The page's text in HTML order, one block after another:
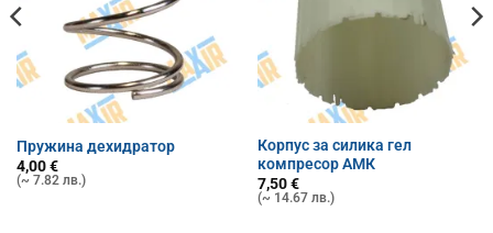
Пружина дехидратор
4,00€
(~ 7.82 лв.)
Корпус за силика гел
компресор АМК
7,50€
(~ 14.67 лв.)